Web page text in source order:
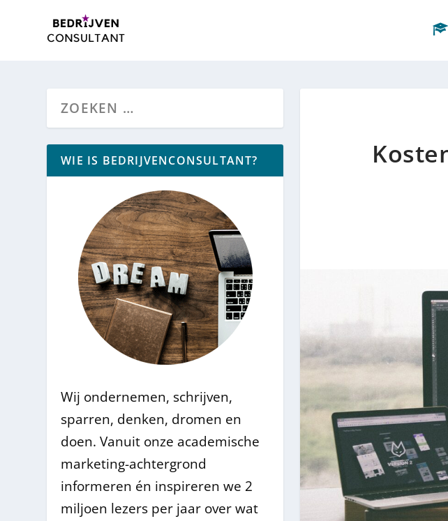
WIE IS BEDRIJVENCONSULTANT?
Wij ondernemen, schrijven,
sparren, denken, dromen en
doen. Vanuit onze academische
marketing-achtergrond
informeren én inspireren we 2
miljoen lezers per jaar over wat